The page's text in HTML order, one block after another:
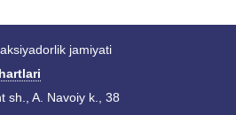
jamiyati
sh., A. Navoiy k., 38